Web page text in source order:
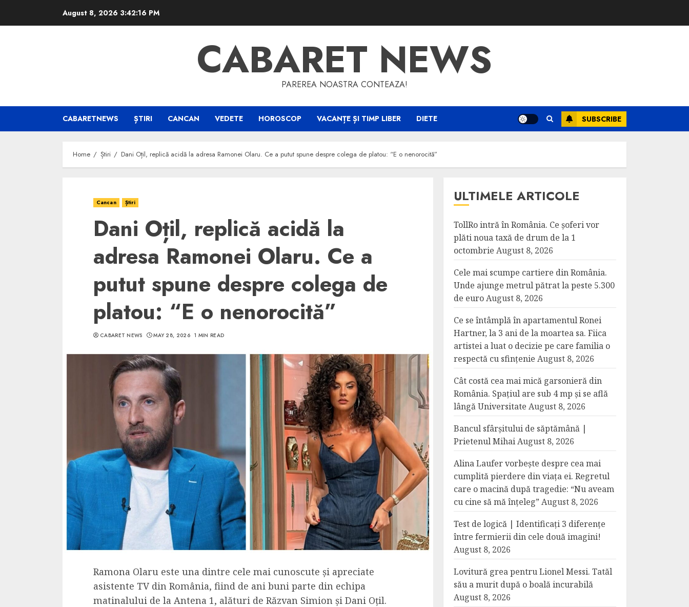
August 8, 2026 3:42:17 PM
CABARET NEWS
PAREREA NOASTRA CONTEAZA!
CABARETNEWS ȘTIRI CANCAN VEDETE HOROSCOP VACANȚE ȘI TIMP LIBER DIETE SUBSCRIBE
Home Știri Dani Oțil, replică acidă la adresa Ramonei Olaru. Ce a putut spune despre colega de platou: “E o nenorocită”
Cancan Știri
Dani Oțil, replică acidă la
adresa Ramonei Olaru. Ce a
putut spune despre colega de
platou: “E o nenorocită”
CABARET NEWS MAY 28, 2026 1 MIN READ
Ramona Olaru este una dintre cele mai cunoscute și apreciate
asistente TV din România, fiind de ani buni parte din echipa
matinalului de la Antena 1, alături de Răzvan Simion și Dani Oțil.
ULTIMELE ARTICOLE
TollRo intră în România. Ce șoferi vor
plăti noua taxă de drum de la 1
octombrie August 8, 2026
Cele mai scumpe cartiere din România.
Unde ajunge metrul pătrat la peste 5.300
de euroAugust 8, 2026
Ce se întâmplă în apartamentul Ronei
Hartner, la 3 ani de la moartea sa. Fiica
artistei a luat o decizie pe care familia o
respectă cu sfințenie August 8, 2026
Cât costă cea mai mică garsonieră din
România. Spațiul are sub 4 mp și se află
lângă Universitate August 8, 2026
Bancul sfârșitului de săptămână |
Prietenul MihaiAugust 8, 2026
Alina Laufer vorbește despre cea mai
cumplită pierdere din viața ei. Regretul
care o macină după tragedie: “Nu aveam
cu cine să mă înțeleg” August 8, 2026
Test de logică | Identificați 3 diferențe
între fermierii din cele două imagini!
August 8, 2026
Lovitură grea pentru Lionel Messi. Tatăl
său a murit după o boală incurabilă
August 8, 2026